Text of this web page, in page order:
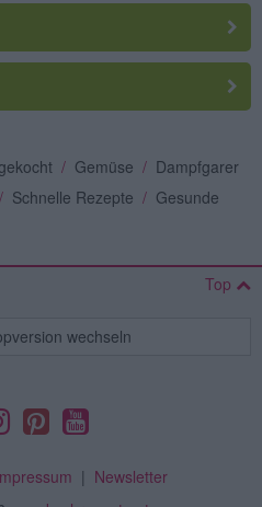
/ Gemüse / Dampfgarer
/ Schnelle Rezepte / Gesunde
Top
wechseln
| Newsletter